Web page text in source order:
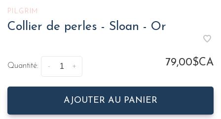
PILGRIM
Collier de perles - Sloan - Or
Quantité: +
- 79,00$CA
AJOUTER AU PANIER